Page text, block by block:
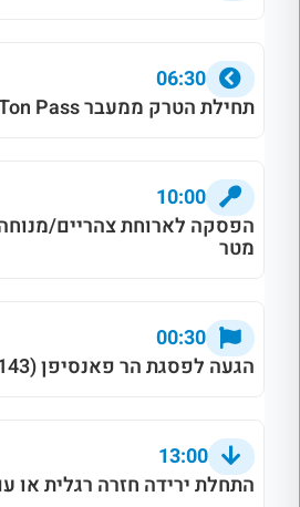
06:30
תחילת הטרק ממעבר Tram Ton Pass
10:00
מטר
00:30
הגעה לפסגת הר פאנסיפן (3,143 מטר)
13:00
התחלת ירידה חזרה רגלית או